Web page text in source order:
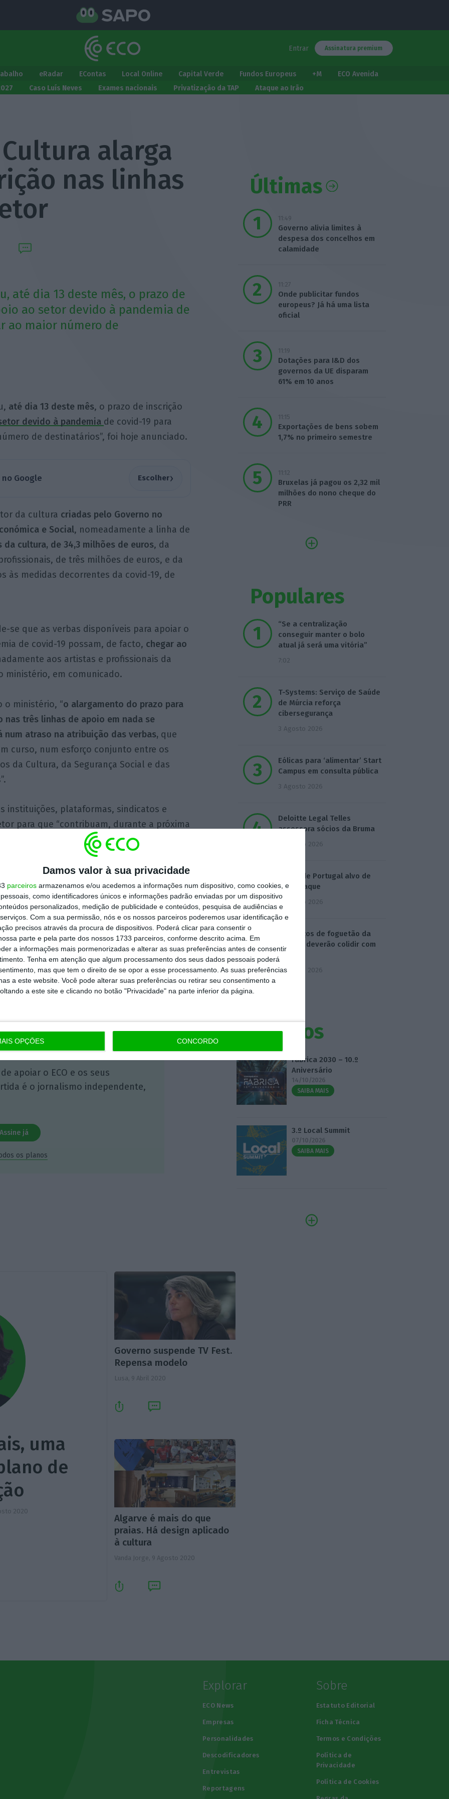
Damos valor à sua privacidade
parceiros armazenamos e/ou acedemos a informações num dispositivo, como cookies, e
como identificadores únicos e informações padrão enviadas por um dispositivo
personalizados, medição de publicidade e conteúdos, pesquisa de audiências e
Com a sua permissão, nós e os nossos parceiros poderemos usar identificação e
precisos através da procura de dispositivos. Poderá clicar para consentir o
parte e pela parte dos nossos 1733 parceiros, conforme descrito acima. Em
a informações mais pormenorizadas e alterar as suas preferências antes de consentir
Tenha em atenção que algum processamento dos seus dados pessoais poderá
mas que tem o direito de se opor a esse processamento. As suas preferências
a este website. Você pode alterar suas preferências ou retirar seu consentimento a
a este site e clicando no botão "Privacidade" na parte inferior da página.
OPÇÕES CONCORDO
Entrar Assinatura premium
eRadar EContas Local Online Capital Verde Fundos Europeus +M
ECO Avenida
Caso Luís Neves Exames nacionais Privatização da TAP Ataque ao Irão
alarga
nas linhas
até dia 13 deste mês, o prazo de
ao setor devido à pandemia de
ao maior número de
até dia 13 deste mês, o prazo de inscrição
devido à pandemia de covid-19 para
de destinatários”, foi hoje anunciado.
Google Escolher›
da cultura criadas pelo Governo no
e Social, nomeadamente a linha de
cultura, de 34,3 milhões de euros, da
de três milhões de euros, e da
às medidas decorrentes da covid-19, de
se que as verbas disponíveis para apoiar o
de covid-19 possam, de facto, chegar ao
aos artistas e profissionais da
ministério, em comunicado.
o ministério, “o alargamento do prazo para
nas três linhas de apoio em nada se
num atraso na atribuição das verbas, que
curso, num esforço conjunto entre os
da Cultura, da Segurança Social e das
instituições, plataformas, sindicatos e
para que “contribuam, durante a próxima
mecanismos de apoio, na tentativa
de pessoas e entidades possível”.
Copiar
Premium
é mais importante do que
e rigoroso.
às reportagens e especiais que
apoiar o ECO e os seus
é o jornalismo independente,
Assine já
os planos
Últimas
11:49
Governo alivia limites à
despesa dos concelhos em
calamidade
11:27
Onde publicitar fundos
europeus? Já há uma lista
oficial
11:19
Dotações para I&D dos
governos da UE disparam
61% em 10 anos
11:15
Exportações de bens sobem
1,7% no primeiro semestre
11:12
Bruxelas já pagou os 2,32 mil
milhões do nono cheque do
PRR
Populares
“Se a centralização
conseguir manter o bolo
atual já será uma vitória”
7:02
T-Systems: Serviço de Saúde
de Múrcia reforça
cibersegurança
3 Agosto 2026
Eólicas para ‘alimentar’ Start
Campus em consulta pública
3 Agosto 2026
Deloitte Legal Telles
assessora sócios da Bruma
4 Agosto 2026
Águas de Portugal alvo de
ciberataque
4 Agosto 2026
Destroços de foguetão da
SpaceX deverão colidir com
Lua
5 Agosto 2026
Eventos
Fábrica 2030 – 10.º
Aniversário
14/10/2026
SAIBA MAIS
3.º Local Summit
07/10/2026
SAIBA MAIS
uma
de
2020
Governo suspende TV Fest.
Repensa modelo
Lusa, 9 Abril 2020
Algarve é mais do que
praias. Há design aplicado
à cultura
Vanda Jorge, 9 Agosto 2020
Explorar
ECO News
Empresas
Personalidades
Descodificadores
Entrevistas
Reportagens
Sobre
Estatuto Editorial
Ficha Técnica
Termos e Condições
Política de
Privacidade
Política de Cookies